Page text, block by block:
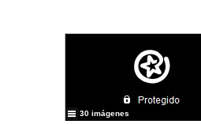
30 imágenes